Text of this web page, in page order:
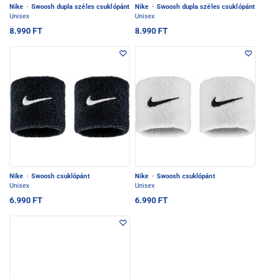
Nike · Swoosh dupla széles csuklópánt
Unisex
8.990 FT
Nike · Swoosh dupla széles csuklópánt
Unisex
8.990 FT
Nike · Swoosh csuklópánt
Unisex
6.990 FT
Nike · Swoosh csuklópánt
Unisex
6.990 FT